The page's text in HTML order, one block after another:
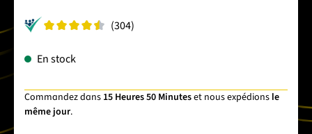
(304)
En stock
Commandez dans 15 Heures 50 Minuteset nous expédions le
même jour.